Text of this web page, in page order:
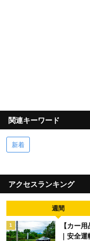
関連キーワード
新着
アクセスランキング
週間
1
【カー
｜安全